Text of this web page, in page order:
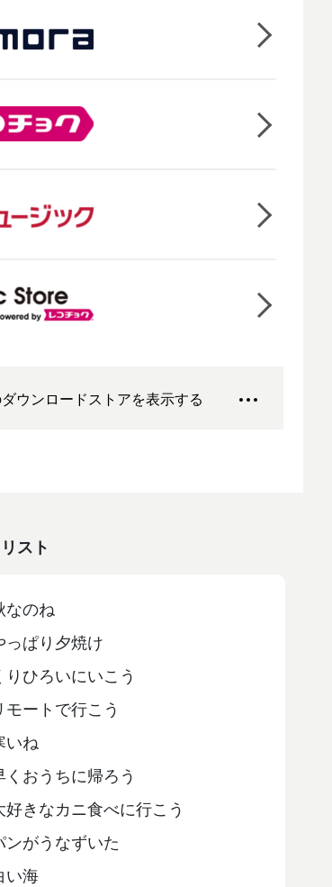
ウンロードストアを表示する
スト
なのね
っぱり夕焼け
りひろいにいこう
モートで行こう
いね
くおうちに帰ろう
好きなカニ食べに行こう
ンがうなずいた
い海